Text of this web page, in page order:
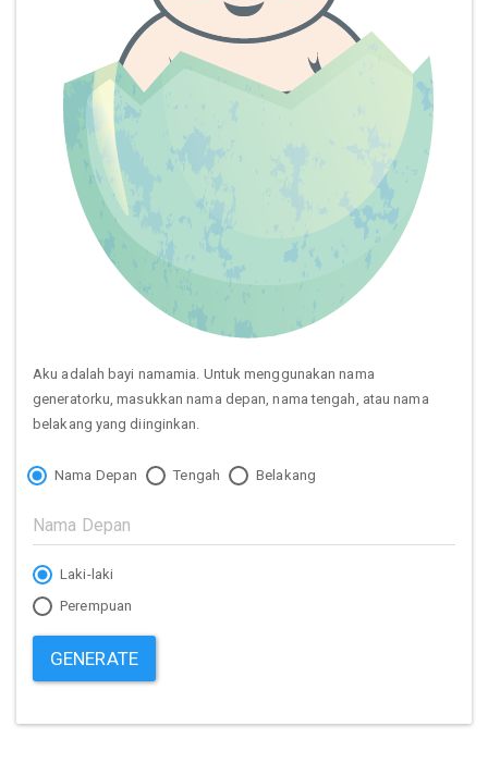
Aku adalah bayi namamia. Untuk menggunakan nama
generatorku, masukkan nama depan, nama tengah, atau nama
belakang yang diinginkan.
Nama Depan Tengah Belakang
Laki-laki
Perempuan
GENERATE